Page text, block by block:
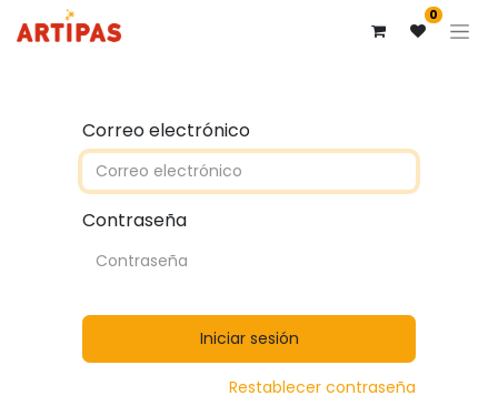
0
Correo electrónico
Contraseña
Iniciar sesión
Restablecer contraseña